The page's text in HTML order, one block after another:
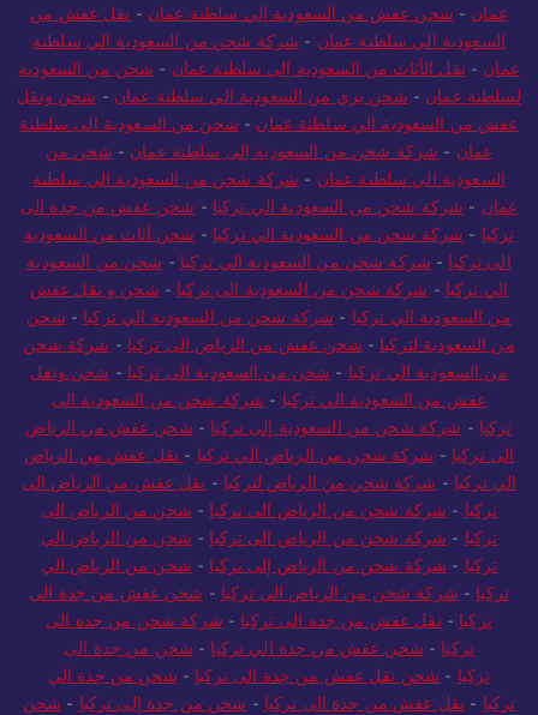
عمان - شحن عفش من السعودية الي سلطنة عمان - نقل عفش من
السعودية الي سلطنة عمان - شركة شحن من السعودية الي سلطنة
عمان - نقل الأثاث من السعودية إلى سلطنة عمان - شحن من السعودية
لسلطنة عمان - شحن بري من السعودية الي سلطنة عمان - شحن ونقل
عفش من السعودية الي سلطنة عمان - شحن من السعودية الى سلطنة
عمان - شركة شحن من السعودية إلى سلطنة عمان - شحن من
السعودية الي سلطنة عمان - شركة شحن من السعودية الي سلطنة
عمان - شركة شحن من السعودية الي تركيا - شحن عفش من جدة الى
تركيا - شركة شحن من السعودية الي تركيا - شحن أثاث من السعودية
الى تركيا - شركة شحن من السعودية الي تركيا - شحن من السعودية
الي تركيا - شركة شحن من السعودية الى تركيا - شحن و نقل عفش
من السعودية الي تركيا - شركة شحن من السعودية الي تركيا - شحن
من السعودية لتركيا - شحن عفش من الرياض الى تركيا - شركة شحن
من السعودية الي تركيا - شحن من السعودية الى تركيا - شحن ونقل
عفش من السعودية الي تركيا - شركة شحن من السعودية الى
تركيا - شركة شحن من السعودية إلى تركيا - شحن عفش من الرياض
الى تركيا - شركة شحن من الرياض الي تركيا - نقل عفش من الرياض
الي تركيا - شركة شحن من الرياض لتركيا - نقل عفش من الرياض الى
تركيا - شركة شحن من الرياض الى تركيا - شحن من الرياض الى
تركيا - شركة شحن من الرياض الى تركيا - شحن من الرياض الي
تركيا - شركة شحن من الرياض إلى تركيا - شحن من الرياض الي
تركيا - شركة شحن من الرياض الي تركيا - شحن عفش من جدة الى
تركيا - نقل عفش من جدة الى تركيا - شركة شحن من جدة الى
تركيا - شحن عفش من جدة الي تركيا - شحن من جدة الى
تركيا - شحن نقل عفش من جدة الى تركيا - شحن من جدة الي
تركيا - نقل عفش من جدة الى تركيا - شحن من جدة إلى تركيا - شحن